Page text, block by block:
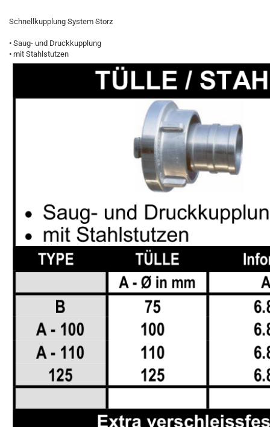
Schnellkupplung System Storz
• Saug- und Druckkupplung
• mit Stahlstutzen